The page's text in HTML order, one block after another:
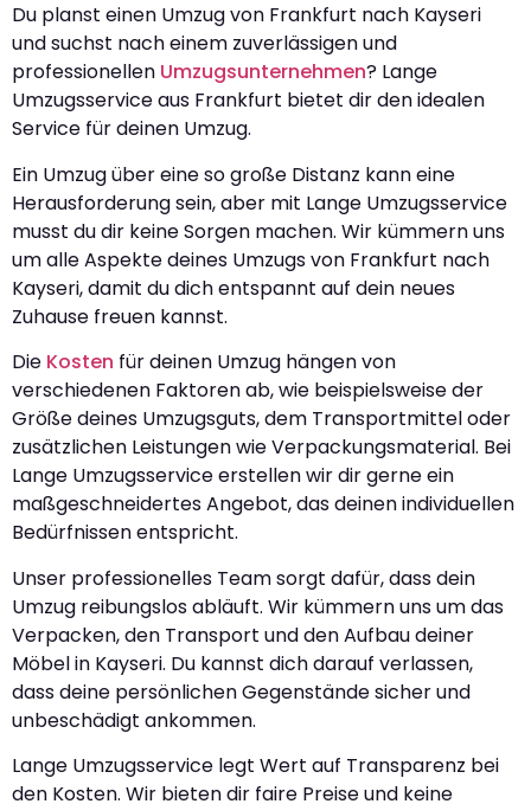
Du planst einen Umzug von Frankfurt nach Kayseri
und suchst nach einem zuverlässigen und
professionellen Umzugsunternehmen? Lange
Umzugsservice aus Frankfurt bietet dir den idealen
Service für deinen Umzug.
Ein Umzug über eine so große Distanz kann eine
Herausforderung sein, aber mit Lange Umzugsservice
musst du dir keine Sorgen machen. Wir kümmern uns
um alle Aspekte deines Umzugs von Frankfurt nach
Kayseri, damit du dich entspannt auf dein neues
Zuhause freuen kannst.
Die Kosten für deinen Umzug hängen von
verschiedenen Faktoren ab, wie beispielsweise der
Größe deines Umzugsguts, dem Transportmittel oder
zusätzlichen Leistungen wie Verpackungsmaterial. Bei
Lange Umzugsservice erstellen wir dir gerne ein
maßgeschneidertes Angebot, das deinen individuellen
Bedürfnissen entspricht.
Unser professionelles Team sorgt dafür, dass dein
Umzug reibungslos abläuft. Wir kümmern uns um das
Verpacken, den Transport und den Aufbau deiner
Möbel in Kayseri. Du kannst dich darauf verlassen,
dass deine persönlichen Gegenstände sicher und
unbeschädigt ankommen.
Lange Umzugsservice legt Wert auf Transparenz bei
den Kosten. Wir bieten dir faire Preise und keine